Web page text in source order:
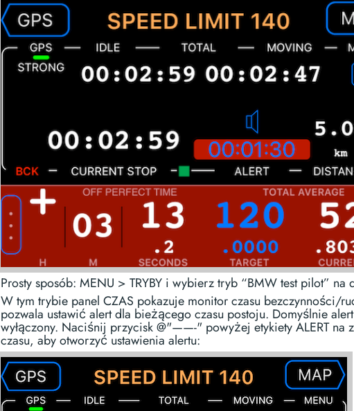
Prosty sposób: MENU > TRYBY i wybierz tryb “BMW test pilot” na
W tym trybie panel CZAS pokazuje monitor czasu bezczynności/
pozwala ustawić alert dla bieżącego czasu postoju. Domyślnie
wyłączony. Naciśnij przycisk @"——-" powyżej etykiety ALERT na
czasu, aby otworzyć ustawienia alertu: